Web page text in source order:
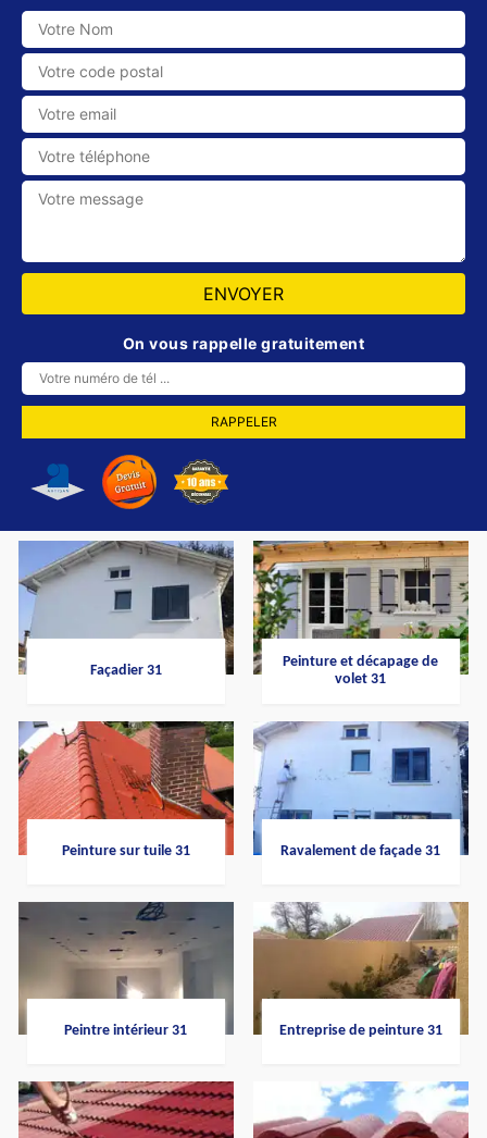
On vous rappelle gratuitement
Façadier 31
Peinture et décapage de
volet 31
Peinture sur tuile 31 Ravalement de façade 31
Peintre intérieur 31 Entreprise de peinture 31